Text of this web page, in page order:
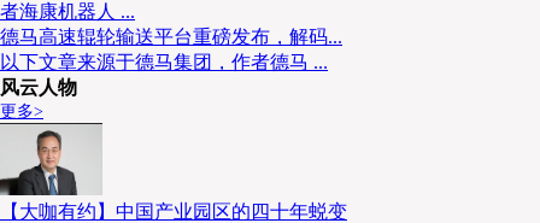
者海康机器人 ...
德马高速辊轮输送平台重磅发布，解码...
以下文章来源于德马集团，作者德马 ...
风云人物
更多>
【大咖有约】中国产业园区的四十年蜕变